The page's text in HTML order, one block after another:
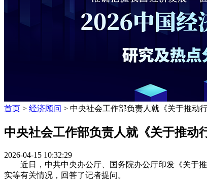
首页 > 经济顾问 > 中央社会工作部负责人就《关于推动
中央社会工作部负责人就《关于推动
2026-04-15 10:32:29
近日，中共中央办公厅、国务院办公厅印发《关于推
实等有关情况，回答了记者提问。